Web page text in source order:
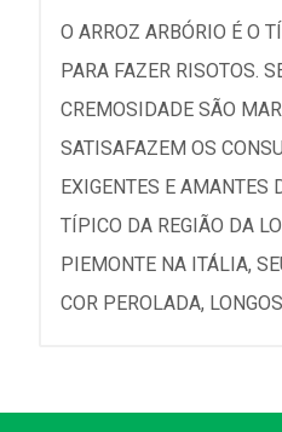
O ARROZ ARBÓRIO É O
PARA FAZER RISOTOS.
CREMOSIDADE SÃO
SATISAFAZEM OS
EXIGENTES E AMANTES
TÍPICO DA REGIÃO DA
PIEMONTE NA ITÁLIA,
COR PEROLADA,